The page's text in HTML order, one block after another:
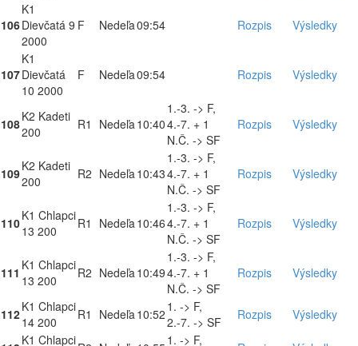
106
K1
Dievčatá 9
2000
F Nedeľa09:54 Rozpis Výsledky
107
K1
Dievčatá
10 2000
F Nedeľa09:54 Rozpis Výsledky
108K2 Kadeti
200
R1 Nedeľa10:40
1.-3. -> F,
4.-7. + 1
N.Č. -> SF
Rozpis Výsledky
109K2 Kadeti
200
R2 Nedeľa10:43
1.-3. -> F,
4.-7. + 1
N.Č. -> SF
Rozpis Výsledky
110K1 Chlapci
13 200
R1 Nedeľa10:46
1.-3. -> F,
4.-7. + 1
N.Č. -> SF
Rozpis Výsledky
111 K1 Chlapci
13 200
R2 Nedeľa10:49
1.-3. -> F,
4.-7. + 1
N.Č. -> SF
Rozpis Výsledky
112K1 Chlapci
14 200
R1 Nedeľa10:52 1. -> F,
2.-7. -> SF
Rozpis Výsledky
K1 Chlapci 1. -> F,